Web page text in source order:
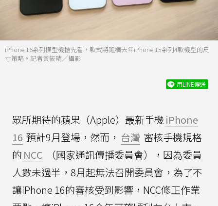
iPhone 16系列模型機搶先看，款式將延續去年iPhone 15系列4款機型的尺
寸策略。記者黃筱晴／攝影
用LINE傳送
眾所期待的蘋果（Apple）最新手機 iPhone
16 預計9月登場，然而， 台灣 審核手機規格
的 NCC
（國家通訊傳播委員會），因為委員
人數未過半，8月起無法召開委員會，為了不
讓iPhone 16的審核受到影響，NCC修正作業